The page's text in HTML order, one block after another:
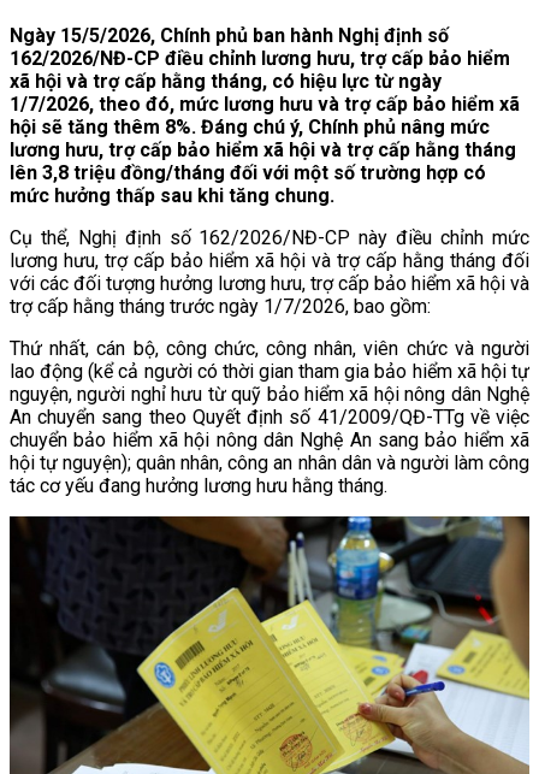
Ngày 15/5/2026, Chính phủ ban hành Nghị định số
162/2026/NĐ-CP điều chỉnh lương hưu, trợ cấp bảo hiểm
xã hội và trợ cấp hằng tháng, có hiệu lực từ ngày
1/7/2026, theo đó, mức lương hưu và trợ cấp bảo hiểm xã
hội sẽ tăng thêm 8%. Đáng chú ý, Chính phủ nâng mức
lương hưu, trợ cấp bảo hiểm xã hội và trợ cấp hằng tháng
lên 3,8 triệu đồng/tháng đối với một số trường hợp có
mức hưởng thấp sau khi tăng chung.
Cụ thể, Nghị định số 162/2026/NĐ-CP này điều chỉnh mức
lương hưu, trợ cấp bảo hiểm xã hội và trợ cấp hằng tháng đối
với các đối tượng hưởng lương hưu, trợ cấp bảo hiểm xã hội và
trợ cấp hằng tháng trước ngày 1/7/2026, bao gồm:
Thứ nhất, cán bộ, công chức, công nhân, viên chức và người
lao động (kể cả người có thời gian tham gia bảo hiểm xã hội tự
nguyện, người nghỉ hưu từ quỹ bảo hiểm xã hội nông dân Nghệ
An chuyển sang theo Quyết định số 41/2009/QĐ-TTg về việc
chuyển bảo hiểm xã hội nông dân Nghệ An sang bảo hiểm xã
hội tự nguyện); quân nhân, công an nhân dân và người làm công
tác cơ yếu đang hưởng lương hưu hằng tháng.